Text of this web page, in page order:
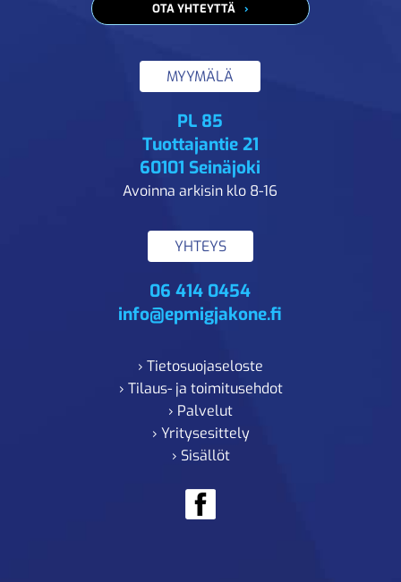
OTA YHTEYTTÄ
MYYMÄLÄ
PL 85
Tuottajantie 21
60101 Seinäjoki
Avoinna arkisin klo 8-16
YHTEYS
06 414 0454
info@epmigjakone.fi
› Tietosuojaseloste
› Tilaus- ja toimitusehdot
› Palvelut
› Yritysesittely
› Sisällöt